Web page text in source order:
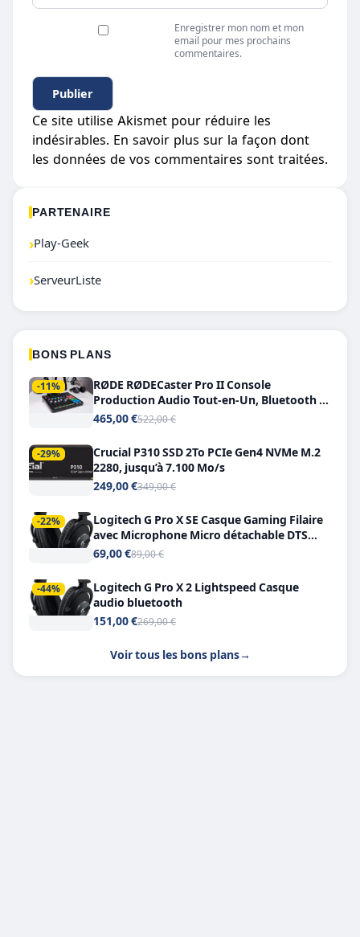
Enregistrer mon nom et mon
email pour mes prochains
commentaires.
Ce site utilise Akismet pour réduire les
indésirables. En savoir plus sur la façon dont
les données de vos commentaires sont traitées.
PARTENAIRE
›Play-Geek
›ServeurListe
BONS PLANS
-11%
RØDE RØDECaster Pro II Console
Production Audio Tout-en-Un, Bluetooth et
Double USB-C
465,00 €522,00 €
-29%
Crucial P310 SSD 2To PCIe Gen4 NVMe M.2
2280, jusqu’à 7.100 Mo/s
249,00 €349,00 €
-22%
Logitech G Pro X SE Casque Gaming Filaire
avec Microphone Micro détachable DTS
Headphone X 7.1
69,00 €89,00 €
-44%
Logitech G Pro X 2 Lightspeed Casque
audio bluetooth
151,00 €269,00 €
Voir tous les bons plans→